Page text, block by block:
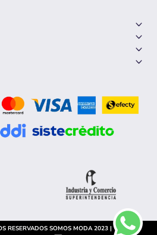
RESERVADOS SOMOS MODA 2023 |